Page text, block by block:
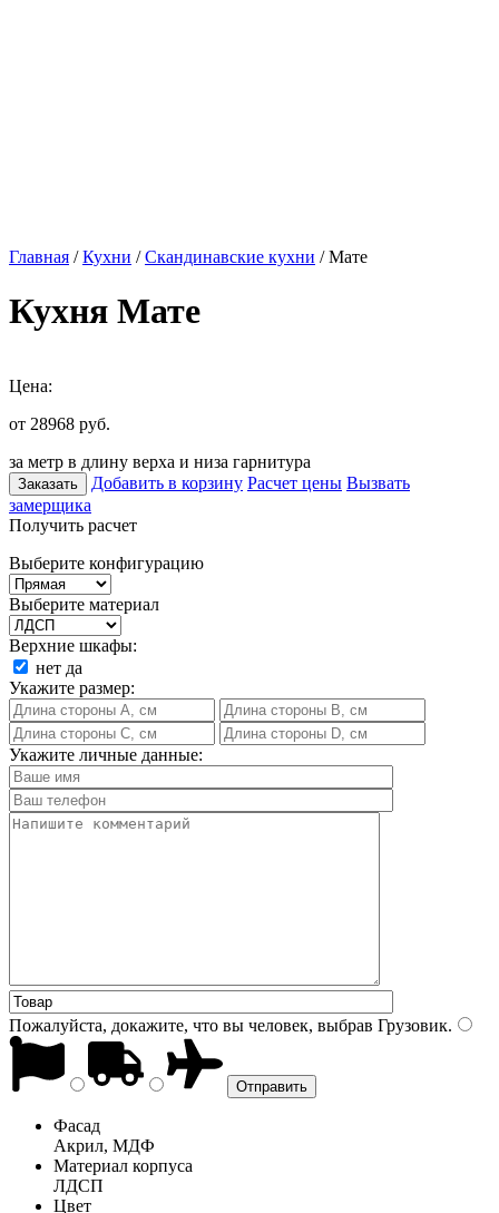
Главная /Кухни /Скандинавские кухни / Мате
Кухня Мате
Цена:
от 28968 руб.
за метр в длину верха и низа гарнитура
Заказать Добавить в корзину Расчет цены Вызвать
замерщика
Получить расчет
Выберите конфигурацию
Выберите материал
Верхние шкафы:
нет да
Укажите размер:
Укажите личные данные:
Пожалуйста, докажите, что вы человек, выбрав Грузовик.
Фасад
Акрил, МДФ
Материал корпуса
ЛДСП
Цвет